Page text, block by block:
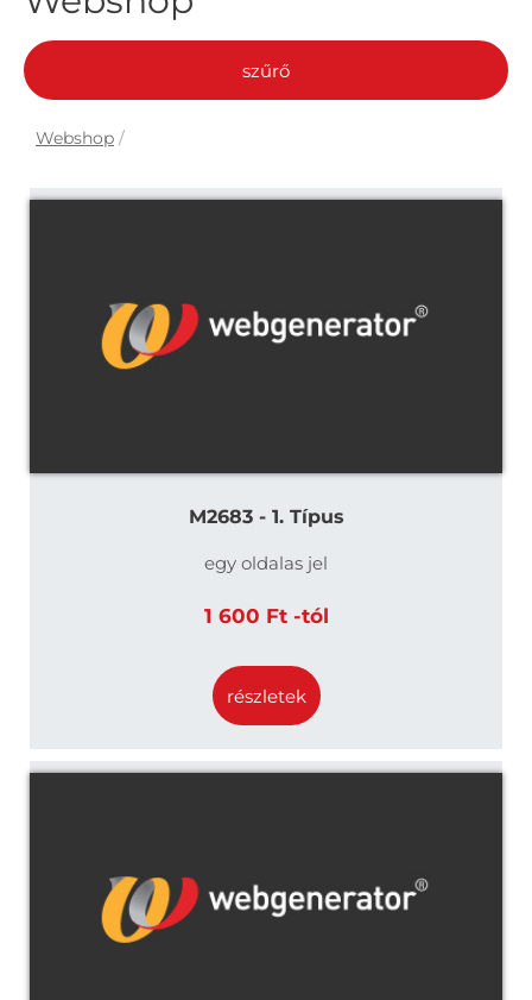
szűrő
Webshop /
M2683 - 1. Típus
egy oldalas jel
1 600 Ft -tól
részletek